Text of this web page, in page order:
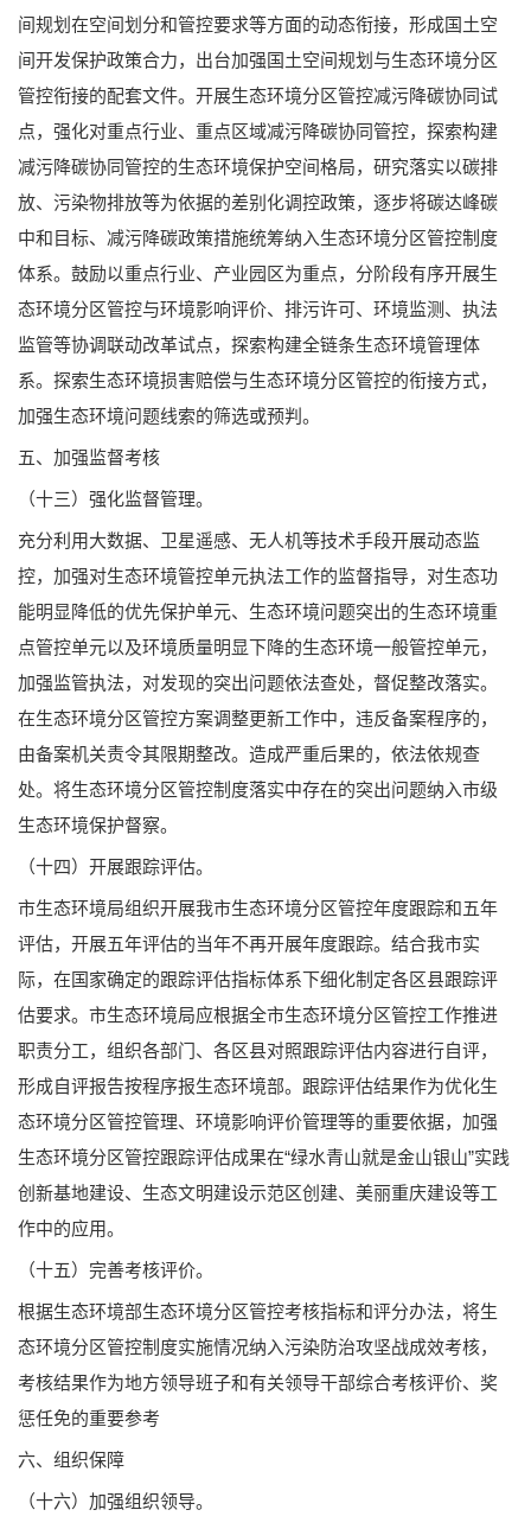
间规划在空间划分和管控要求等方面的动态衔接，形成国土空
间开发保护政策合力，出台加强国土空间规划与生态环境分区
管控衔接的配套文件。开展生态环境分区管控减污降碳协同试
点，强化对重点行业、重点区域减污降碳协同管控，探索构建
减污降碳协同管控的生态环境保护空间格局，研究落实以碳排
放、污染物排放等为依据的差别化调控政策，逐步将碳达峰碳
中和目标、减污降碳政策措施统筹纳入生态环境分区管控制度
体系。鼓励以重点行业、产业园区为重点，分阶段有序开展生
态环境分区管控与环境影响评价、排污许可、环境监测、执法
监管等协调联动改革试点，探索构建全链条生态环境管理体
系。探索生态环境损害赔偿与生态环境分区管控的衔接方式，
加强生态环境问题线索的筛选或预判。
五、加强监督考核
（十三）强化监督管理。
充分利用大数据、卫星遥感、无人机等技术手段开展动态监
控，加强对生态环境管控单元执法工作的监督指导，对生态功
能明显降低的优先保护单元、生态环境问题突出的生态环境重
点管控单元以及环境质量明显下降的生态环境一般管控单元，
加强监管执法，对发现的突出问题依法查处，督促整改落实。
在生态环境分区管控方案调整更新工作中，违反备案程序的，
由备案机关责令其限期整改。造成严重后果的，依法依规查
处。将生态环境分区管控制度落实中存在的突出问题纳入市级
生态环境保护督察。
（十四）开展跟踪评估。
市生态环境局组织开展我市生态环境分区管控年度跟踪和五年
评估，开展五年评估的当年不再开展年度跟踪。结合我市实
际，在国家确定的跟踪评估指标体系下细化制定各区县跟踪评
估要求。市生态环境局应根据全市生态环境分区管控工作推进
职责分工，组织各部门、各区县对照跟踪评估内容进行自评，
形成自评报告按程序报生态环境部。跟踪评估结果作为优化生
态环境分区管控管理、环境影响评价管理等的重要依据，加强
生态环境分区管控跟踪评估成果在“绿水青山就是金山银山”实践
创新基地建设、生态文明建设示范区创建、美丽重庆建设等工
作中的应用。
（十五）完善考核评价。
根据生态环境部生态环境分区管控考核指标和评分办法，将生
态环境分区管控制度实施情况纳入污染防治攻坚战成效考核，
考核结果作为地方领导班子和有关领导干部综合考核评价、奖
惩任免的重要参考
六、组织保障
（十六）加强组织领导。